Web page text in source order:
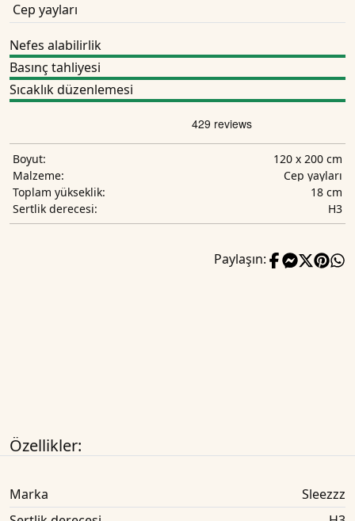
Cep yayları
Nefes alabilirlik
Basınç tahliyesi
Sıcaklık düzenlemesi
Boyut:
120 x 200 cm
Malzeme:
Cep yayları
Toplam yükseklik:
18 cm
Sertlik derecesi:
H3
Paylaşın:
Özellikler:
Marka
Sleezzz